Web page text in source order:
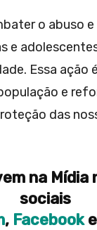
o abuso
e
Essa ação
e
das
na Mídia
sociais
, Facebooke